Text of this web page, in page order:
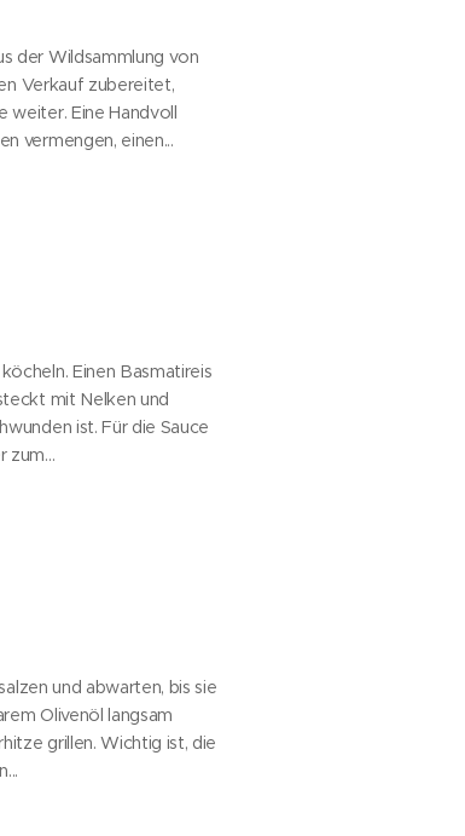
der Wildsammlung von
Verkauf zubereitet,
weiter. Eine Handvoll
vermengen, einen...
Einen Basmatireis
mit Nelken und
ist. Für die Sauce
zum...
und abwarten, bis sie
Olivenöl langsam
grillen. Wichtig ist, die